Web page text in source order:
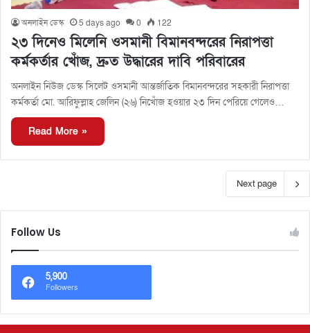
অনলাইন ডেস্ক 5 days ago 0 122
২৩ দিনেও মিলেনি ওসমানী বিমানবন্দরের নিরাপত্তা
কর্মকর্তার খোঁজ, দ্রুত উদ্ধারের দাবি পরিবারের
অনলাইন নিউজ ডেস্ক সিলেট ওসমানী আন্তর্জাতিক বিমানবন্দরের সহকারী নিরাপত্তা
কর্মকর্তা মো. আরিফুল্লাহ জেলিন (২৬) নিখোঁজ হওয়ার ২৩ দিন পেরিয়ে গেলেও…
Read More »
Next page
Follow Us
5,900
Followers